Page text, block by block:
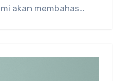
akan membahas…